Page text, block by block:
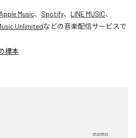
Apple Music、 Spotify、 LINE MUSIC、
Unlimitedなどの音楽配信サービスで
標本
momo